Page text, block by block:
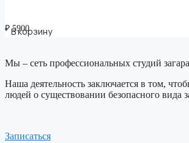
₽5900
В корзину
Мы – сеть профессиональных студий
Наша деятельность заключается в том,
людей о существовании безопасного вида
Записаться